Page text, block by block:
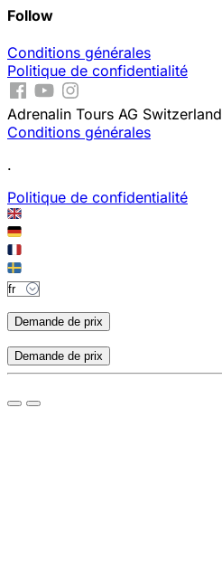
Follow
Conditions générales
Politique de confidentialité
Adrenalin Tours AG Switzerland
Conditions générales
.
Politique de confidentialité
Demande de prix
Demande de prix